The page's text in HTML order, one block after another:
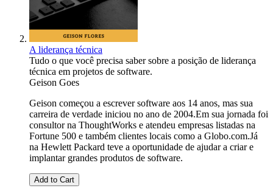
A liderança técnica
Tudo o que você precisa saber sobre a posição de liderança
técnica em projetos de software.
Geison Goes
Geison começou a escrever software aos 14 anos, mas sua
carreira de verdade iniciou no ano de 2004.Em sua jornada foi
consultor na ThoughtWorks e atendeu empresas listadas na
Fortune 500 e também clientes locais como a Globo.com.Já
na Hewlett Packard teve a oportunidade de ajudar a criar e
implantar grandes produtos de software.
Add to Cart